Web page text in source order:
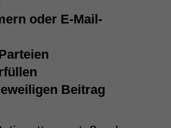
oder E-Mail-
Beitrag